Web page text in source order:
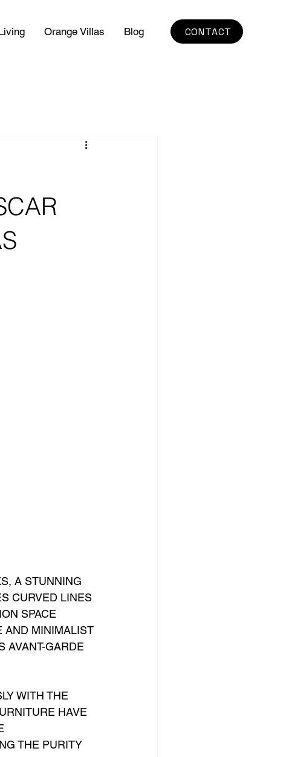
Orange Villas Blog CONTACT
A STUNNING
CURVED LINES
SPACE
AND MINIMALIST
AVANT-GARDE
WITH THE
HAVE
THE PURITY